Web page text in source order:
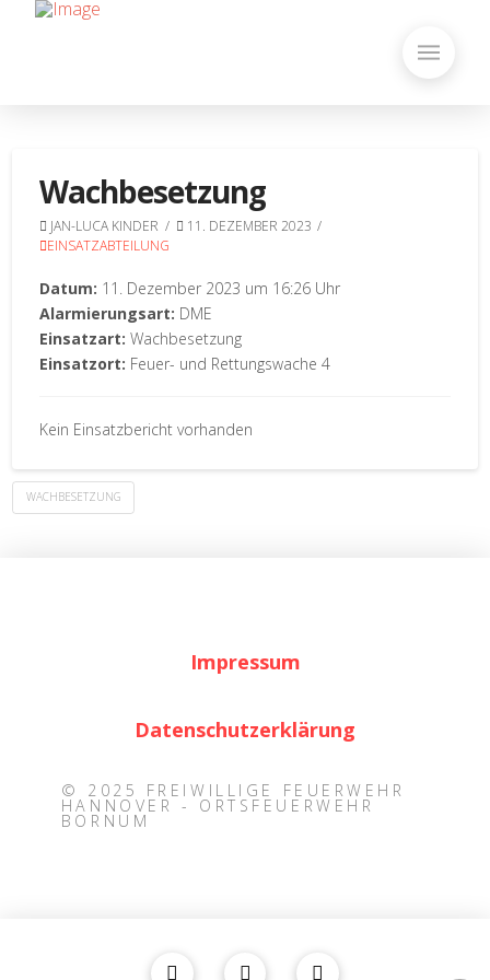
Wachbesetzung
JAN-LUCA KINDER
11. DEZEMBER 2023
EINSATZABTEILUNG
Datum: 11. Dezember 2023 um 16:26 Uhr
Alarmierungsart: DME
Einsatzart: Wachbesetzung
Einsatzort: Feuer- und Rettungswache 4
Kein Einsatzbericht vorhanden
WACHBESETZUNG
Impressum
Datenschutzerklärung
© 2025 FREIWILLIGE FEUERWEHR
HANNOVER - ORTSFEUERWEHR
BORNUM